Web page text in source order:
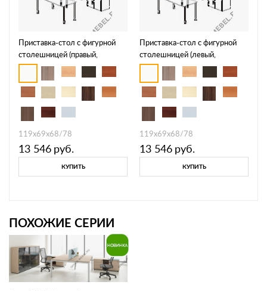
Приставка-стол с фигурной
столешницей (правый,
телескопические опоры)
Periscope F2183
119х69х68/78
13 546 руб.
КУПИТЬ
Приставка-стол с фигурной
столешницей (левый,
телескопические опоры)
Periscope F2184
119х69х68/78
13 546 руб.
КУПИТЬ
ПОХОЖИЕ СЕРИИ